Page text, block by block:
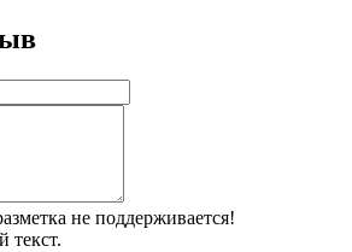
не поддерживается!
текст.